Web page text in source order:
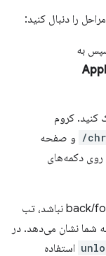
به
کنید. کروم
و صفحه
روی دکمه‌های
شما نشان می‌دهد. در
استفاده